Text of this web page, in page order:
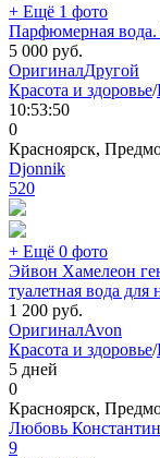
+ Ещё 1 фото
Парфюмерная вода.
5 000 руб.
ОригиналДругой
Красота и здоровье/
10:53:50
0
Красноярск,
Djonnik
520
+ Ещё 0 фото
Эйвон Хамелеон
туалетная вода для
1 200 руб.
ОригиналAvon
Красота и здоровье/
5 дней
0
Красноярск,
Любовь
9